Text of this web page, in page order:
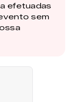
efetuadas
sem